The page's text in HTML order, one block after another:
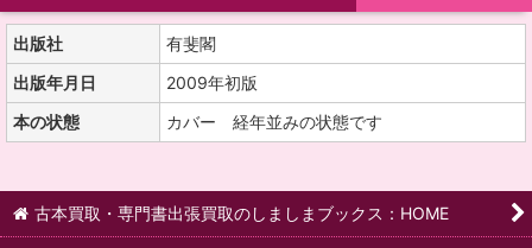
出版社
有斐閣
出版年月日
2009年初版
本の状態
カバー 経年並みの状態です
古本買取・専門書出張買取のしましまブックス：HOME